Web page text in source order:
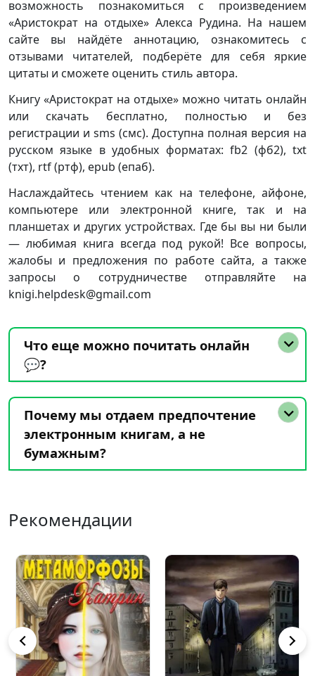
возможность познакомиться с произведением
«Аристократ на отдыхе» Алекса Рудина. На нашем
сайте вы найдёте аннотацию, ознакомитесь с
отзывами читателей, подберёте для себя яркие
цитаты и сможете оценить стиль автора.
Книгу «Аристократ на отдыхе» можно читать онлайн
или скачать бесплатно, полностью и без
регистрации и sms (смс). Доступна полная версия на
русском языке в удобных форматах: fb2 (фб2), txt
(тхт), rtf (ртф), epub (епаб).
Наслаждайтесь чтением как на телефоне, айфоне,
компьютере или электронной книге, так и на
планшетах и других устройствах. Где бы вы ни были
— любимая книга всегда под рукой! Все вопросы,
жалобы и предложения по работе сайта, а также
запросы о сотрудничестве отправляйте на
knigi.helpdesk@gmail.com
Что еще можно почитать онлайн
💬?
Почему мы отдаем предпочтение
электронным книгам, а не
бумажным?
Рекомендации